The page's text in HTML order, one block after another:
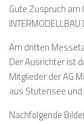
Gute Zuspruch am
Am dritten
Der Ausrichter ist
Mitglieder der AG
aus Stutensee und
Nachfolgende